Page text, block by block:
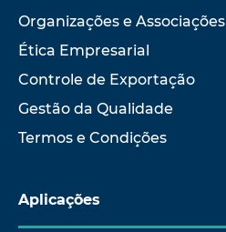
Organizações e Associações
Ética Empresarial
Controle de Exportação
Gestão da Qualidade
Termos e Condições
Aplicações